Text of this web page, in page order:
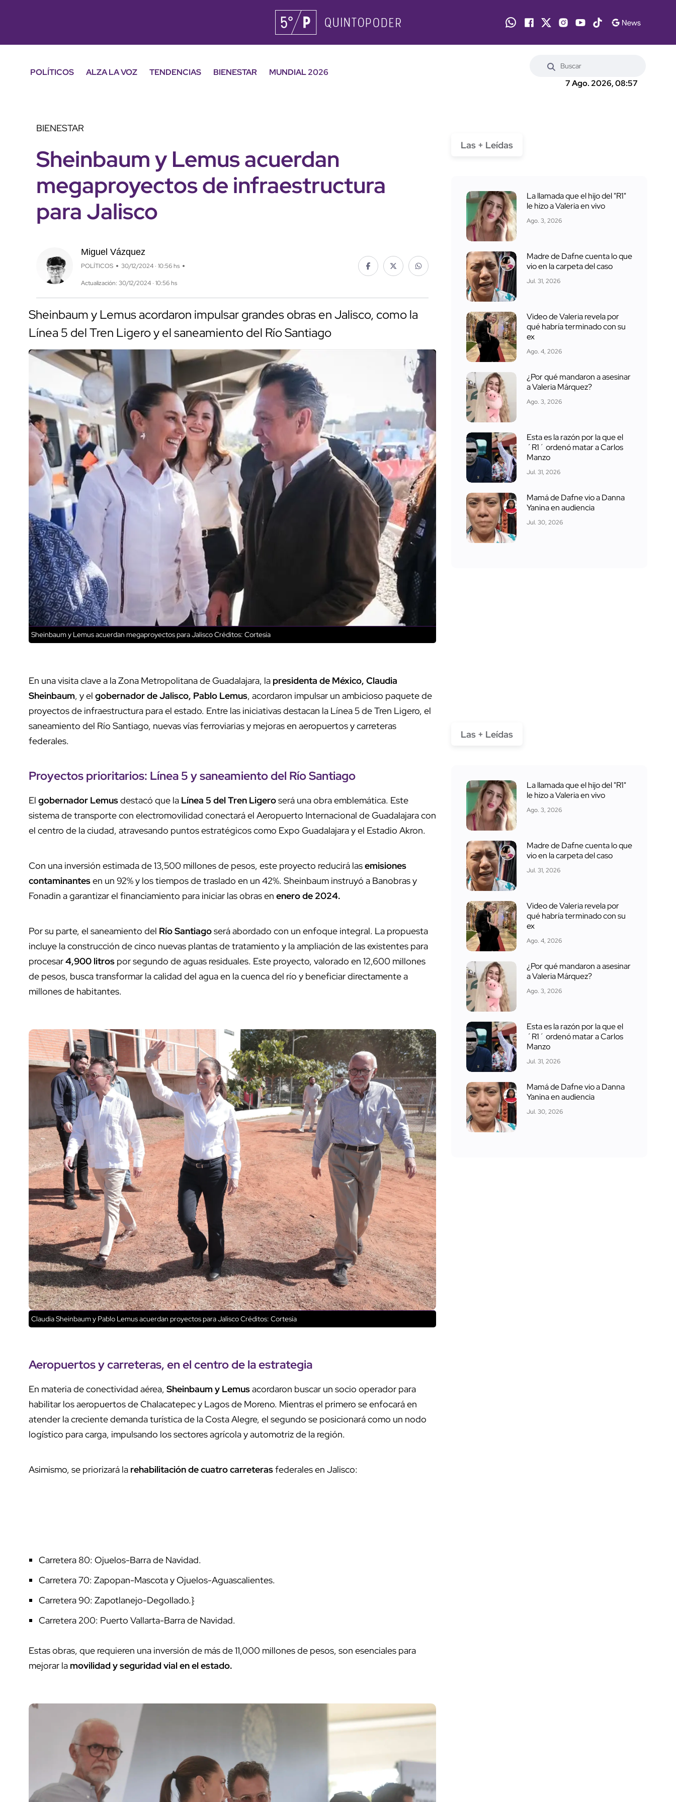
POLÍTICOS ALZA LA VOZ TENDENCIAS BIENESTAR
MUNDIAL 2026
7 Ago. 2026, 08:57
BIENESTAR
Sheinbaum y Lemus acuerdan
megaproyectos de infraestructura
para Jalisco
Miguel Vázquez
POLÍTICOS 30/12/2024 · 10:56 hs
Actualización: 30/12/2024 · 10:56 hs
Sheinbaum y Lemus acordaron impulsar grandes obras en Jalisco, como la
Línea 5 del Tren Ligero y el saneamiento del Río Santiago
Sheinbaum y Lemus acuerdan megaproyectos para JaliscoCréditos: Cortesía
En una visita clave a la Zona Metropolitana de Guadalajara, la presidenta de México, Claudia
Sheinbaum, y el gobernador de Jalisco, Pablo Lemus, acordaron impulsar un ambicioso paquete de
proyectos de infraestructura para el estado. Entre las iniciativas destacan la Línea 5 de Tren Ligero, el
saneamiento del Río Santiago, nuevas vías ferroviarias y mejoras en aeropuertos y carreteras
federales.
Proyectos prioritarios: Línea 5 y saneamiento del Río Santiago
El gobernador Lemusdestacó que la Línea 5 del Tren Ligeroserá una obra emblemática. Este
sistema de transporte con electromovilidad conectará el Aeropuerto Internacional de Guadalajara con
el centro de la ciudad, atravesando puntos estratégicos como Expo Guadalajara y el Estadio Akron.
Con una inversión estimada de 13,500 millones de pesos, este proyecto reducirá lasemisiones
contaminantesen un 92% y los tiempos de traslado en un 42%. Sheinbaum instruyó a Banobras y
Fonadin a garantizar el financiamiento para iniciar las obras en enero de 2024.
Por su parte, el saneamiento del Río Santiagoserá abordado con un enfoque integral. La propuesta
incluye la construcción de cinco nuevas plantas de tratamiento y la ampliación de las existentes para
procesar4,900 litros por segundo de aguas residuales. Este proyecto, valorado en 12,600 millones
de pesos, busca transformar la calidad del agua en la cuenca del río y beneficiar directamente a
millones de habitantes.
Claudia Sheinbaum y Pablo Lemus acuerdan proyectos para JaliscoCréditos: Cortesía
Aeropuertos y carreteras, en el centro de la estrategia
En materia de conectividad aérea, Sheinbaum y Lemusacordaron buscar un socio operador para
habilitar los aeropuertos de Chalacatepec y Lagos de Moreno. Mientras el primero se enfocará en
atender la creciente demanda turística de la Costa Alegre, el segundo se posicionará como un nodo
logístico para carga, impulsando los sectores agrícola y automotriz de la región.
Asimismo, se priorizará la rehabilitación de cuatro carreterasfederales en Jalisco:
Carretera 80: Ojuelos-Barra de Navidad.
Carretera 70: Zapopan-Mascota y Ojuelos-Aguascalientes.
Carretera 90: Zapotlanejo-Degollado.}
Carretera 200: Puerto Vallarta-Barra de Navidad.
Estas obras, que requieren una inversión de más de 11,000 millones de pesos, son esenciales para
mejorar la movilidad y seguridad vial en el estado.
Las + Leídas
La llamada que el hijo del "R1"
le hizo a Valeria en vivo
Ago. 3, 2026
Madre de Dafne cuenta lo que
vio en la carpeta del caso
Jul. 31, 2026
Video de Valeria revela por
qué habría terminado con su
ex
Ago. 4, 2026
¿Por qué mandaron a asesinar
a Valeria Márquez?
Ago. 3, 2026
Esta es la razón por la que el
´R1´ ordenó matar a Carlos
Manzo
Jul. 31, 2026
Mamá de Dafne vio a Danna
Yanina en audiencia
Jul. 30, 2026
Las + Leídas
La llamada que el hijo del "R1"
le hizo a Valeria en vivo
Ago. 3, 2026
Madre de Dafne cuenta lo que
vio en la carpeta del caso
Jul. 31, 2026
Video de Valeria revela por
qué habría terminado con su
ex
Ago. 4, 2026
¿Por qué mandaron a asesinar
a Valeria Márquez?
Ago. 3, 2026
Esta es la razón por la que el
´R1´ ordenó matar a Carlos
Manzo
Jul. 31, 2026
Mamá de Dafne vio a Danna
Yanina en audiencia
Jul. 30, 2026